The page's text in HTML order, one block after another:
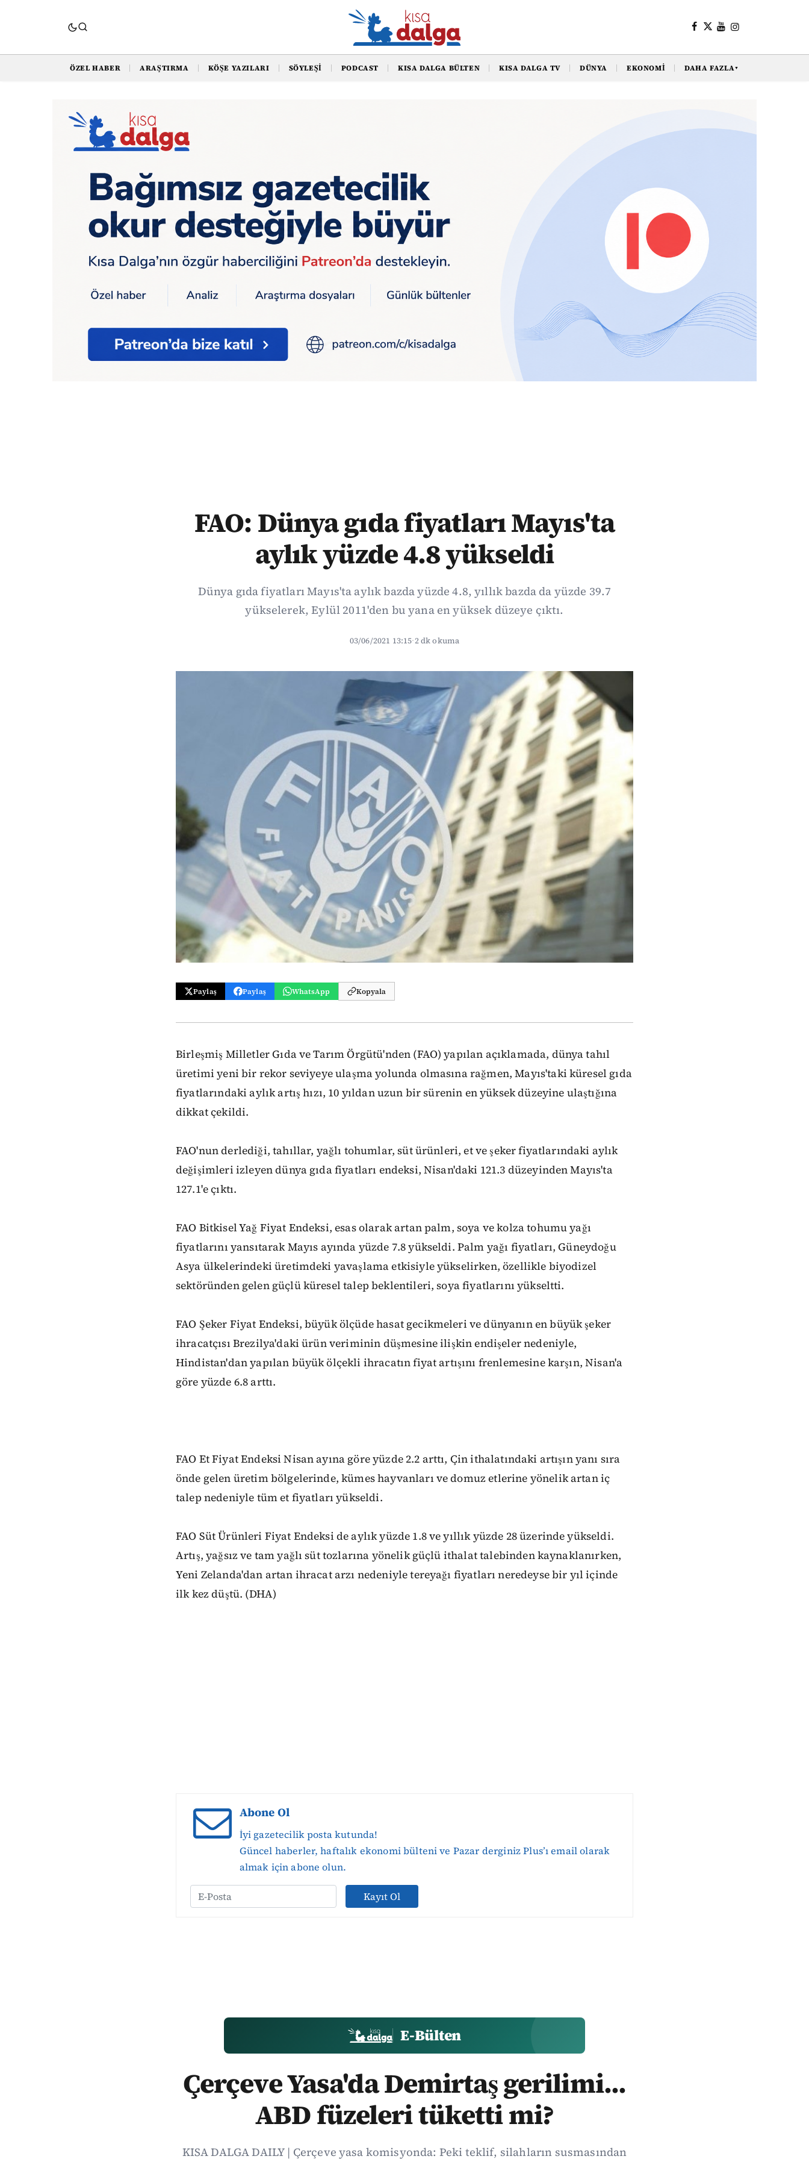
ÖZEL HABER ARAŞTIRMA KÖŞE YAZILARI SÖYLEŞI PODCAST KISA DALGA BÜLTEN KISA DALGA TV DÜNYA EKONOMI DAHA FAZLA▼
FAO: Dünya gıda fiyatları Mayıs'ta
aylık yüzde 4.8 yükseldi
Dünya gıda fiyatları Mayıs'ta aylık bazda yüzde 4.8, yıllık bazda da yüzde 39.7
yükselerek, Eylül 2011'den bu yana en yüksek düzeye çıktı.
03/06/2021 13:15·2 dk okuma
Paylaş Paylaş WhatsApp Kopyala
Birleşmiş Milletler Gıda ve Tarım Örgütü'nden (FAO) yapılan açıklamada, dünya tahıl
üretimi yeni bir rekor seviyeye ulaşma yolunda olmasına rağmen, Mayıs'taki küresel gıda
fiyatlarındaki aylık artış hızı, 10 yıldan uzun bir sürenin en yüksek düzeyine ulaştığına
dikkat çekildi.
FAO'nun derlediği, tahıllar, yağlı tohumlar, süt ürünleri, et ve şeker fiyatlarındaki aylık
değişimleri izleyen dünya gıda fiyatları endeksi, Nisan'daki 121.3 düzeyinden Mayıs'ta
127.1'e çıktı.
FAO Bitkisel Yağ Fiyat Endeksi, esas olarak artan palm, soya ve kolza tohumu yağı
fiyatlarını yansıtarak Mayıs ayında yüzde 7.8 yükseldi. Palm yağı fiyatları, Güneydoğu
Asya ülkelerindeki üretimdeki yavaşlama etkisiyle yükselirken, özellikle biyodizel
sektöründen gelen güçlü küresel talep beklentileri, soya fiyatlarını yükseltti.
FAO Şeker Fiyat Endeksi, büyük ölçüde hasat gecikmeleri ve dünyanın en büyük şeker
ihracatçısı Brezilya'daki ürün veriminin düşmesine ilişkin endişeler nedeniyle,
Hindistan'dan yapılan büyük ölçekli ihracatın fiyat artışını frenlemesine karşın, Nisan'a
göre yüzde 6.8 arttı.
FAO Et Fiyat Endeksi Nisan ayına göre yüzde 2.2 arttı, Çin ithalatındaki artışın yanı sıra
önde gelen üretim bölgelerinde, kümes hayvanları ve domuz etlerine yönelik artan iç
talep nedeniyle tüm et fiyatları yükseldi.
FAO Süt Ürünleri Fiyat Endeksi de aylık yüzde 1.8 ve yıllık yüzde 28 üzerinde yükseldi.
Artış, yağsız ve tam yağlı süt tozlarına yönelik güçlü ithalat talebinden kaynaklanırken,
Yeni Zelanda'dan artan ihracat arzı nedeniyle tereyağı fiyatları neredeyse bir yıl içinde
ilk kez düştü. (DHA)
Abone Ol
İyi gazetecilik posta kutunda!
Güncel haberler, haftalık ekonomi bülteni ve Pazar derginiz Plus’ı email olarak
almak için abone olun.
Kayıt Ol
E-Bülten
Çerçeve Yasa'da Demirtaş gerilimi...
ABD füzeleri tüketti mi?
KISA DALGA DAILY | Çerçeve yasa komisyonda: Peki teklif, silahların susmasından